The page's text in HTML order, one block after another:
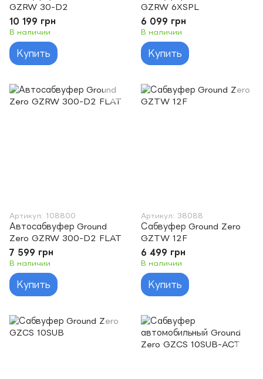
GZRW 30-D2
10 199 грн
В наличии
Купить
GZRW 6XSPL
6 099 грн
В наличии
Купить
Артикул: 108800
Автосабвуфер Ground
Zero GZRW 300-D2 FLAT
7 599 грн
В наличии
Купить
Артикул: 38088
Сабвуфер Ground Zero
GZTW 12F
6 499 грн
В наличии
Купить